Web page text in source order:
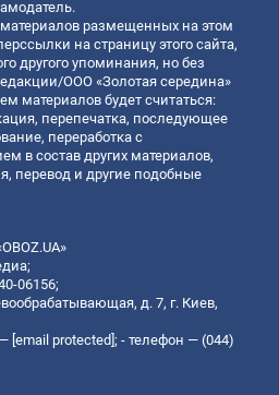
размещенных на этом
на страницу этого сайта,
другого упоминания, но без
ООО «Золотая середина»
материалов будет считаться:
перепечатка, последующее
переработка с
в состав других материалов,
перевод и другие подобные
06156;
д. 7, г. Киев,
[email protected]; - телефон — (044)